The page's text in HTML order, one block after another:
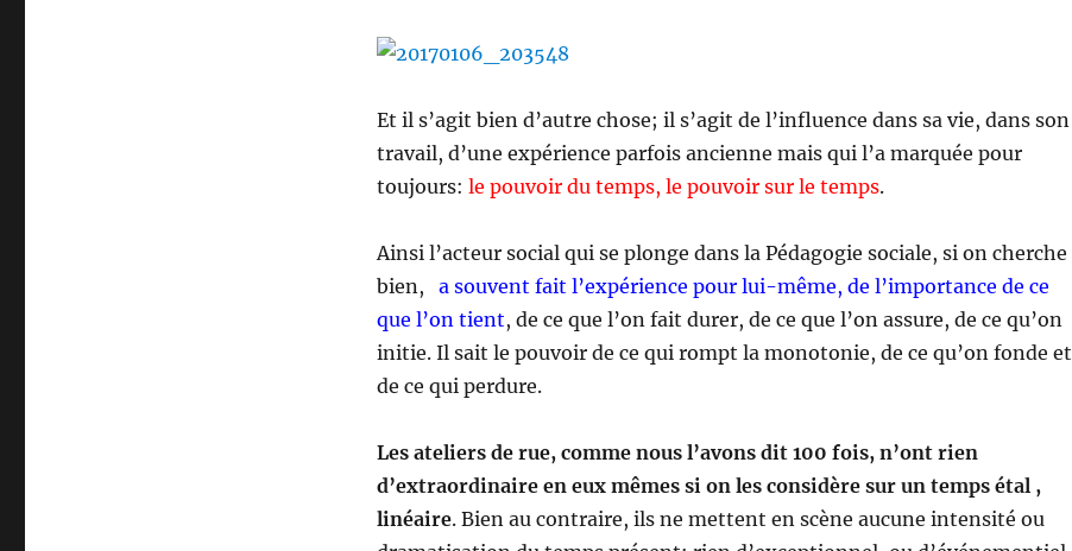
Et il s’agit bien d’autre chose; il s’agit de l’influence dans sa vie, dans son
travail, d’une expérience parfois ancienne mais qui l’a marquée pour
toujours: le pouvoir du temps, le pouvoir sur le temps.
Ainsi l’acteur social qui se plonge dans la Pédagogie sociale, si on cherche
bien, a souvent fait l’expérience pour lui-même, de l’importance de ce
que l’on tient, de ce que l’on fait durer, de ce que l’on assure, de ce qu’on
initie. Il sait le pouvoir de ce qui rompt la monotonie, de ce qu’on fonde et
de ce qui perdure.
Les ateliers de rue, comme nous l’avons dit 100 fois, n’ont rien
d’extraordinaire en eux mêmes si on les considère sur un temps étal ,
linéaire. Bien au contraire, ils ne mettent en scène aucune intensité ou